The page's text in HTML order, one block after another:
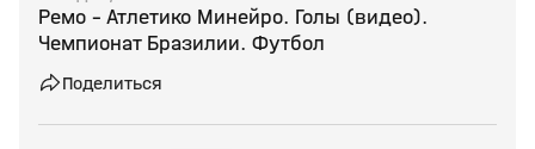
Ремо - Атлетико Минейро. Голы (видео).
Чемпионат Бразилии. Футбол
Поделиться